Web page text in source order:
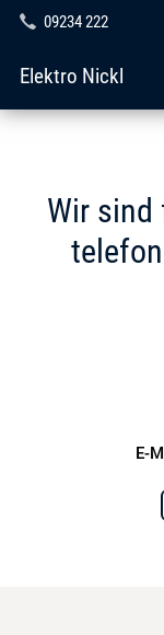
09234 222
Elektro Nickl
Wir sind
E-